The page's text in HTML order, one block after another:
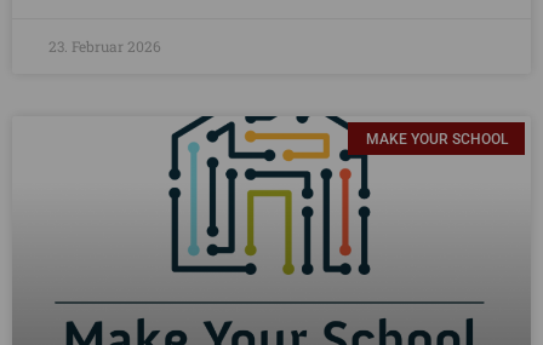
23. Februar 2026
MAKE YOUR SCHOOL